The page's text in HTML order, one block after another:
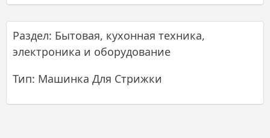
Раздел: Бытовая, кухонная техника,
электроника и оборудование
Тип: Машинка Для Стрижки